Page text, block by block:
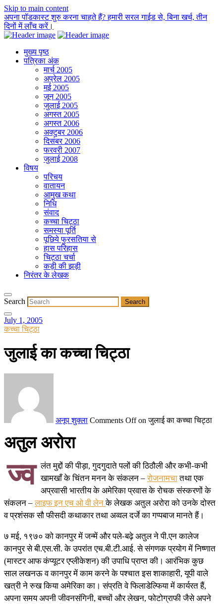
Skip to main content
अपना पॉडकास्ट शुरु करना चाहते हैं? हमारी सरल गाईड से, बिना खर्च, तीन
दिनों में लाँच करें।
मुख्य पृष्ठ
पत्रिका अंक
मार्च 2005
अप्रेल 2005
मई 2005
जून 2005
जुलाई 2005
अगस्त 2005
अगस्त 2006
अक्टुबर 2006
दिसंबर 2006
फरवरी 2007
जुलाई 2008
विषय
परिचय
वातायन
आमुख कथा
निधि
संवाद
कच्चा चिट्ठा
समस्या पूर्ति
पूछिये फुरसतिया से
हास परिहास
चिट्ठा चर्चा
कड़ी की झड़ी
निरंतर के लेखक
Search
July 1, 2005
कच्चा चिट्ठा
जुलाई का कच्चा चिट्ठा
अनूप शुक्ला Comments Offon जुलाई का कच्चा चिट्ठा
अतुल अरोरा
ज्व लंत मुद्दों की पीड़ा, गुदगुदाते पलों की ठिठौली और कभी-कभी
खामखाँ के चिंतन मनन के संकलन –रोजनामचातथा एक
अप्रवासी भारतीय के अमेरिका प्रवास के रोचक संस्करणों के
संकलन –लाइफ इन एच ओ वी लेनके लेखक अतुल अरोरा को उनके दोस्त
व प्रशंसक सौ फीसदी कथाकार तथा अव्वल दर्जे का गप्पबाज मानते हैं।
७ मई, १९७० को कानपुर में जन्में और पले‍-बढ़े अतुल ने पी.एन कालेज
कानपुर से बी.एस.सी. के उपरांत एच.बी.टी.आई. से संगणक प्रयोग में निष्णात
(मास्टर आफ कंप्यूटर एप्लीकेशन) की उपाधि प्राप्त की। आरंभिक कुछ
साल लखनऊ व कानपुर में काम करने के पश्चात इस शाकाहारी, यूपी वाले
खत्री ने रुख किया अमेरिका का। संप्रति वे फिलाडेल्फिया में कार्यरत हैं,
अपना समय अपनी जीवनसंगिनी, बच्चों और लेखन, फोटोग्राफी जैसे अपने